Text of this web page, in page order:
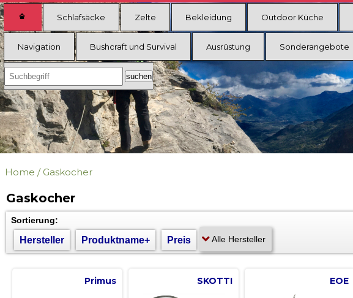
Schlafsäcke Zelte Bekleidung Outdoor Küche
Navigation Bushcraft und Survival Ausrüstung Sonderangebote
Home / Gaskocher
Gaskocher
Sortierung:
Hersteller Produktname+ Preis
Primus SKOTTI EOE